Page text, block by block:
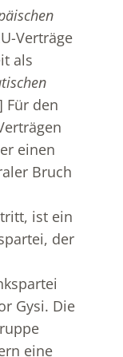
Verträge
als
Für den
einen
Bruch
ist ein
der
Gysi. Die
eine